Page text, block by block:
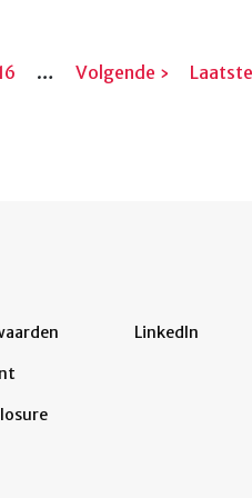
…
Volgende
Volgende ›
Laatste
LinkedIn